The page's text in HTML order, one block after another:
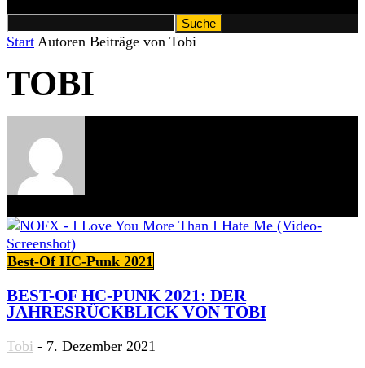
Start Autoren Beiträge von Tobi
TOBI
Best-Of HC-Punk 2021
BEST-OF HC-PUNK 2021: DER
JAHRESRÜCKBLICK VON TOBI
Tobi - 7. Dezember 2021